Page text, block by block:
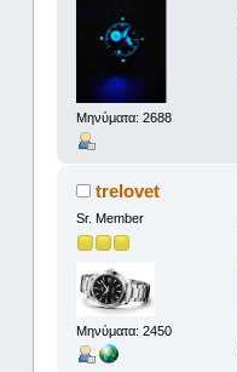
Μηνύματα: 2688
trelovet
Sr. Member
Μηνύματα: 2450